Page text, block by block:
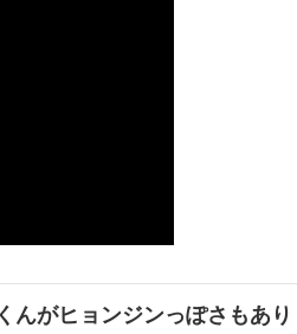
んがヒョンジンっぽさもあり